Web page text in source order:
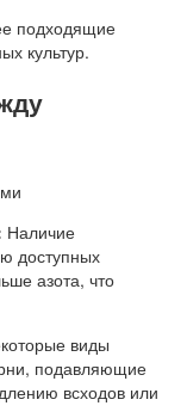
подходящие
культур.
Наличие
доступных
азота, что
виды
подавляющие
всходов или